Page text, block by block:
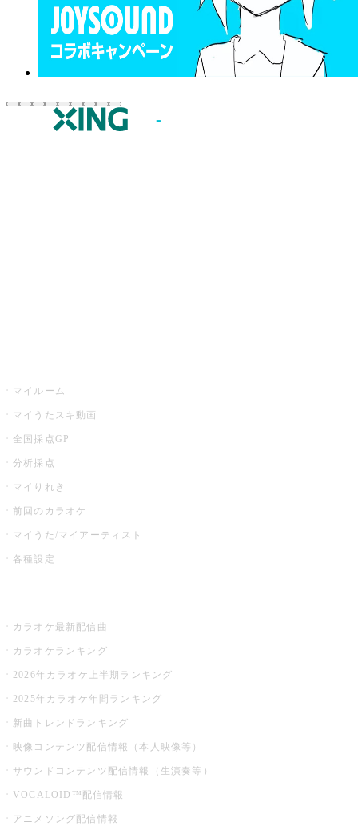
マイルーム
マイうたスキ動画
全国採点GP
分析採点
マイりれき
前回のカラオケ
マイうた/マイアーティスト
各種設定
カラオケ最新配信曲
カラオケランキング
2026年カラオケ上半期ランキング
2025年カラオケ年間ランキング
新曲トレンドランキング
映像コンテンツ配信情報（本人映像等）
サウンドコンテンツ配信情報（生演奏等）
VOCALOID™配信情報
アニメソング配信情報